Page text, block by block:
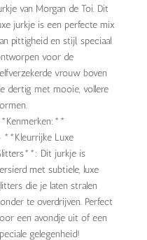
van Morgan de Toi. Dit
jurkje is een perfecte mix
pittigheid en stijl, speciaal
voor de
vrouw boven
dertig met mooie, vollere
**Kleurrijke Luxe
Dit jurkje is
met subtiele, luxe
die je laten stralen
te overdrijven. Perfect
een avondje uit of een
gelegenheid!